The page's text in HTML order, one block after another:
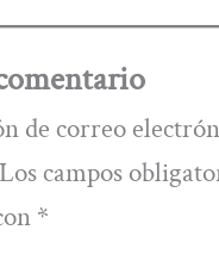
de correo
Los campos
*